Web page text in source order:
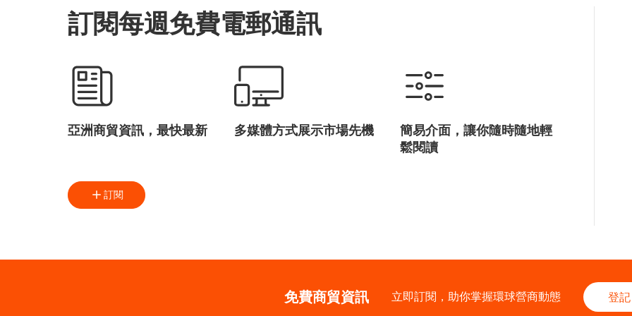
訂閱每週免費電郵通訊
亞洲商貿資訊，最快最新 多媒體方式展示市場先機
簡易介面，讓你隨時隨地輕
鬆閱讀
訂閱
免費商貿資訊 立即訂閱，助你掌握環球營商動態 登記